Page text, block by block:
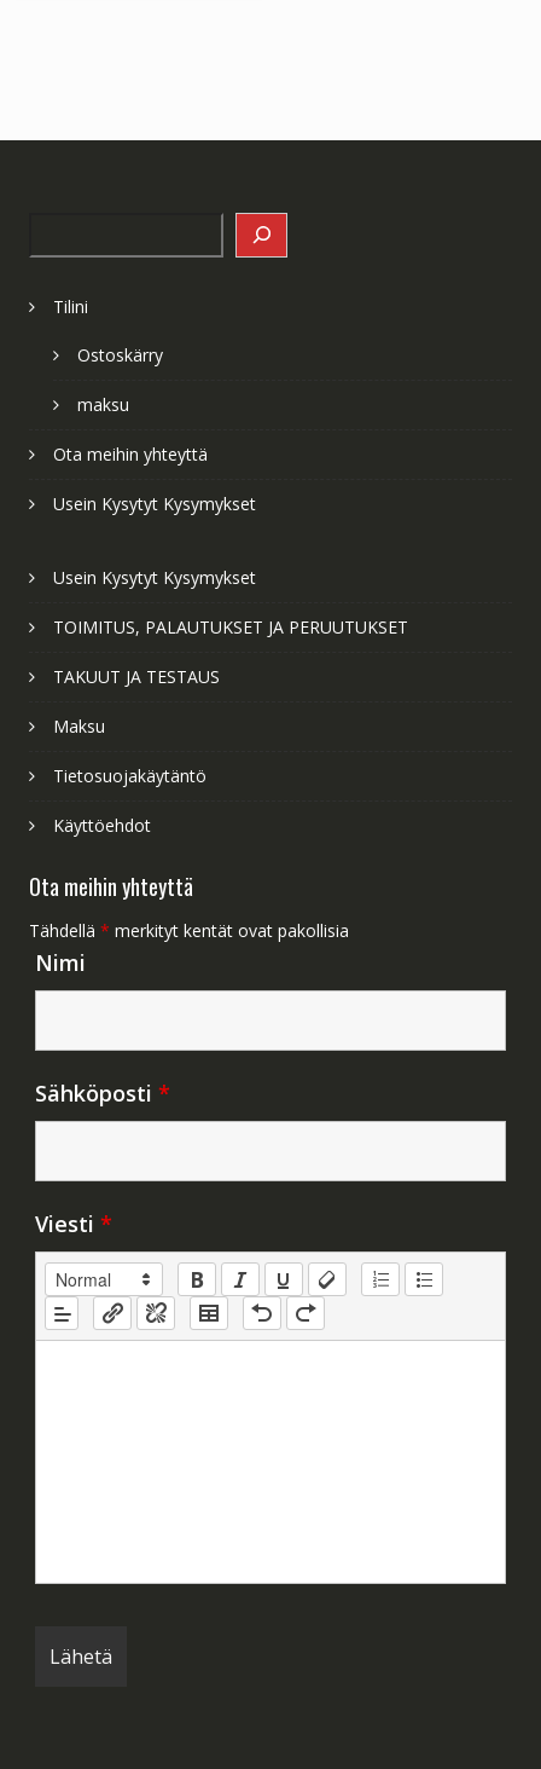
Tilini
Ostoskärry
maksu
Ota meihin yhteyttä
Usein Kysytyt Kysymykset
Usein Kysytyt Kysymykset
TOIMITUS, PALAUTUKSET JA PERUUTUKSET
TAKUUT JA TESTAUS
Maksu
Tietosuojakäytäntö
Käyttöehdot
Ota meihin yhteyttä
Tähdellä * merkityt kentät ovat pakollisia
Nimi
Sähköposti *
Viesti *